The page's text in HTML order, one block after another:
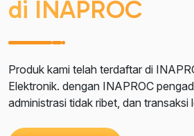
di INAPROC
Produk kami telah terdaftar di
Elektronik. dengan INAPROC
administrasi tidak ribet, dan transaksi